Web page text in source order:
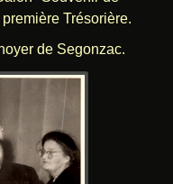
Trésorière.
de Segonzac.